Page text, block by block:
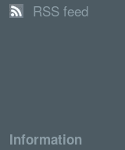
RSS feed
Information